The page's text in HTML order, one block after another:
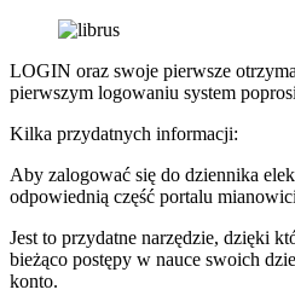
LOGIN oraz swoje pierwsze
pierwszym logowaniu system
Kilka przydatnych informacji:
Aby zalogować się do dziennika
odpowiednią część portalu
Jest to przydatne narzędzie, dzięki
bieżąco postępy w nauce swoich
konto.